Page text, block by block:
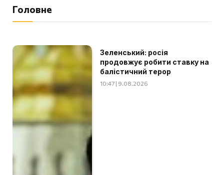
Головне
Зеленський: росія
продовжує робити ставку на
балістичний терор
10:47 | 9.08.2026